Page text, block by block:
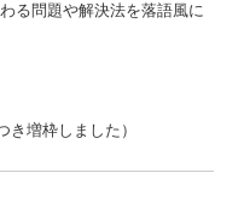
る問題や解決法を落語風に
き増枠しました）